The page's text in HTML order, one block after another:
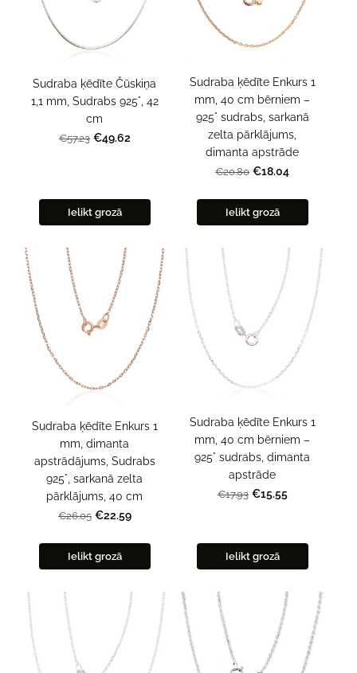
Sudraba ķēdīte Čūskiņa
1,1 mm, Sudrabs 925°, 42
cm
€57.23 €49.62
Ielikt grozā
Sudraba ķēdīte Enkurs 1
mm, 40 cm bērniem –
925° sudrabs, sarkanā
zelta pārklājums,
dimanta apstrāde
€20.80 €18.04
Ielikt grozā
Sudraba ķēdīte Enkurs 1
mm, dimanta
apstrādājums, Sudrabs
925°, sarkanā zelta
pārklājums, 40 cm
€26.05 €22.59
Ielikt grozā
Sudraba ķēdīte Enkurs 1
mm, 40 cm bērniem –
925° sudrabs, dimanta
apstrāde
€17.93 €15.55
Ielikt grozā